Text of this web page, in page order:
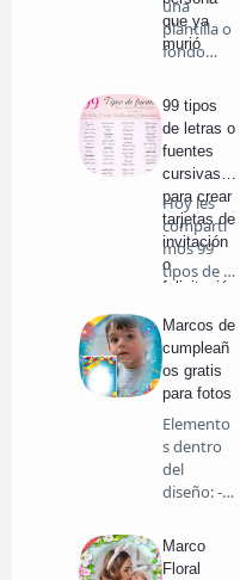
que ya
murió
una
plantilla o
fondo
do para…
99 tipos
de letras o
fuentes
cursivas
para crear
tarjetas de
invitación
o
felicitació
Hoy les
comparti
mos 99
tipos de …
Marcos de
cumpleañ
os gratis
para fotos
Elemento
s dentro
del
diseño: -
col…
Marco
Floral